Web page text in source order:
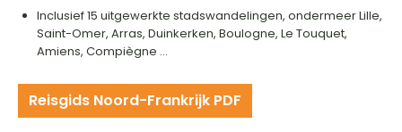
Inclusief 15 uitgewerkte stadswandelingen, ondermeer Lille,
Saint-Omer, Arras, Duinkerken, Boulogne, Le Touquet,
Amiens, Compiègne …
Reisgids Noord-Frankrijk PDF